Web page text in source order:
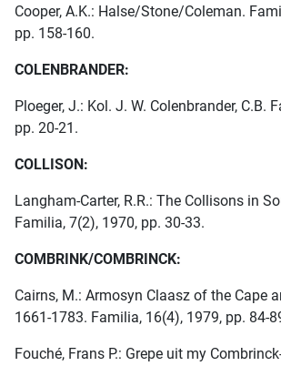
Cooper, A.K.: Halse/Stone/Coleman.
pp. 158-160.
COLENBRANDER:
Ploeger, J.: Kol. J. W. Colenbrander, C.B.
pp. 20-21.
COLLISON:
Langham-Carter, R.R.: The Collisons in
Familia, 7(2), 1970, pp. 30-33.
COMBRINK/COMBRINCK:
Cairns, M.: Armosyn Claasz of the Cape
1661-1783. Familia, 16(4), 1979, pp. 84-
Fouché, Frans P.: Grepe uit my